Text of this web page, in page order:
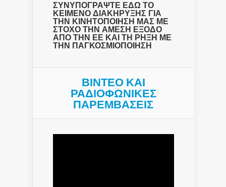
ΣΥΝΥΠΟΓΡΑΨΤΕ ΕΔΩ ΤΟ
ΚΕΙΜΕΝΟ ΔΙΑΚΗΡΥΞΗΣ ΓΙΑ
ΤΗΝ ΚΙΝΗΤΟΠΟΙΗΣΗ ΜΑΣ ΜΕ
ΣΤΟΧΟ ΤΗΝ ΑΜΕΣΗ ΕΞΟΔΟ
ΑΠΟ ΤΗΝ ΕΕ ΚΑΙ ΤΗ ΡΗΞΗ ΜΕ
ΤΗΝ ΠΑΓΚΟΣΜΙΟΠΟΙΗΣΗ
ΒΙΝΤΕΟ ΚΑΙ
ΡΑΔΙΟΦΩΝΙΚΕΣ
ΠΑΡΕΜΒΑΣΕΙΣ